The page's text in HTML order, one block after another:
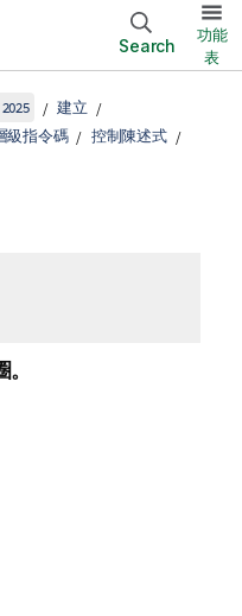
Search
功能
表
建立
級指令碼 控制陳述式